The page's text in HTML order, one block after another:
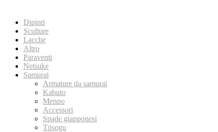
Dipinti
Sculture
Lacche
Altro
Paraventi
Netsuke
Samurai
Armature da samurai
Kabuto
Menpo
Accessori
Spade giapponesi
Tōsogu